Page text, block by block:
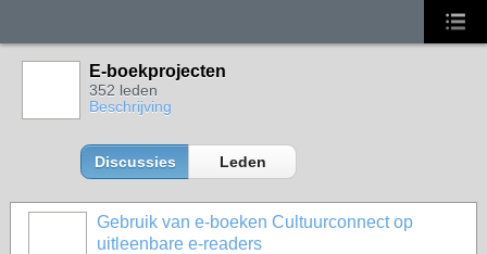
E-boekprojecten
352 leden
Beschrijving
Discussies Leden
Gebruik van e-boeken Cultuurconnect op
uitleenbare e-readers